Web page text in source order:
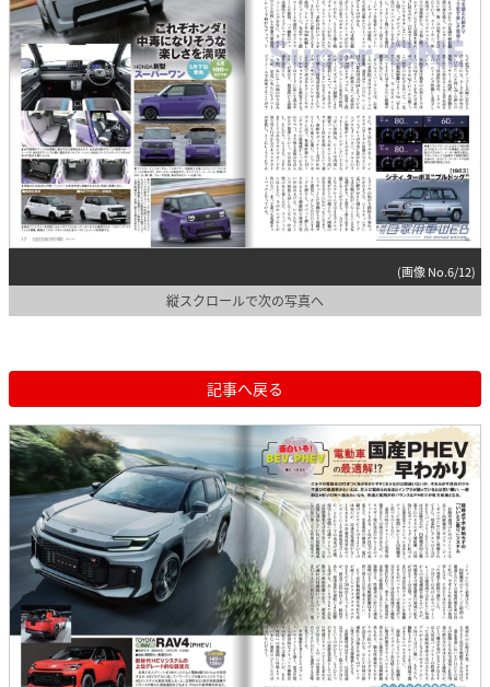
(画像 No.6/12)
縦スクロールで次の写真へ
記事へ戻る